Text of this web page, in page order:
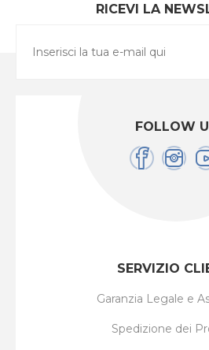
RICEVI LA
FOLLOW
SERVIZIO
Garanzia Legale e
Spedizione dei